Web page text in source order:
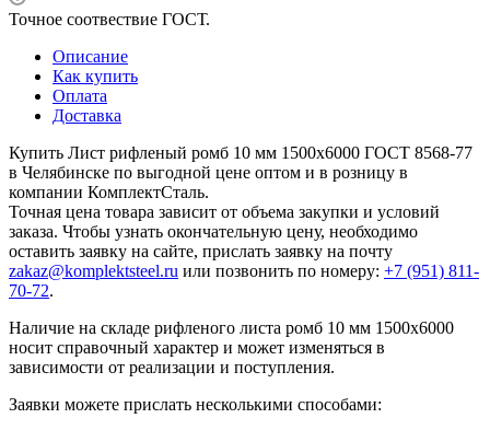
Точное соотвествие ГОСТ.
Описание
Как купить
Оплата
Доставка
Купить Лист рифленый ромб 10 мм 1500x6000 ГОСТ 8568-77
в Челябинске по выгодной цене оптом и в розницу в
компании КомплектСталь.
Точная цена товара зависит от объема закупки и условий
заказа. Чтобы узнать окончательную цену, необходимо
оставить заявку на сайте, прислать заявку на почту
zakaz@komplektsteel.ru или позвонить по номеру: +7 (951) 811-
70-72.
Наличие на складе рифленого листа ромб 10 мм 1500x6000
носит справочный характер и может изменяться в
зависимости от реализации и поступления.
Заявки можете прислать несколькими способами: